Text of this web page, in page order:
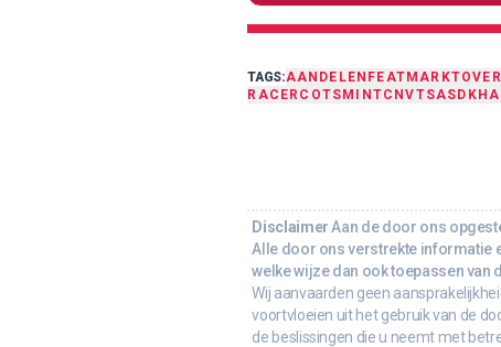
TAGS:AANDELEN FEAT
RACERCOTSM INTC NVTSASDK
Disclaimer Aan de door ons
Alle door ons verstrekte informatie
welke wijze dan ook toepassen
Wij aanvaarden geen
voortvloeien uit het gebruik van de
de beslissingen die u neemt met